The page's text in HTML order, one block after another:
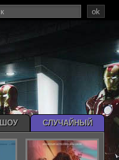
ok
ШОУ СЛУЧАЙНЫЙ